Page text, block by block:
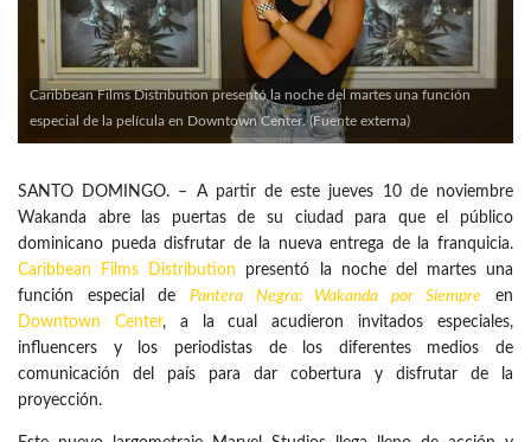
Caribbean Films Distribution presentó la noche del martes una función
especial de la película en Downtown Center. (Fuente externa)
SANTO DOMINGO. – A partir de este jueves 10 de noviembre
Wakanda abre las puertas de su ciudad para que el público
dominicano pueda disfrutar de la nueva entrega de la franquicia.
Caribbean Films Distribution presentó la noche del martes una
función especial de Pantera Negra: Wakanda por Siempre en
Downtown Center, a la cual acudieron invitados especiales,
influencers y los periodistas de los diferentes medios de
comunicación del país para dar cobertura y disfrutar de la
proyección.